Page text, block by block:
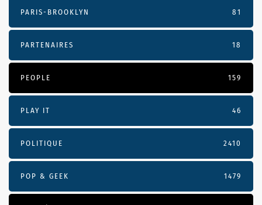
PARIS-BROOKLYN 81
PARTENAIRES 18
PEOPLE 159
PLAY IT 46
POLITIQUE 2410
POP & GEEK 1479